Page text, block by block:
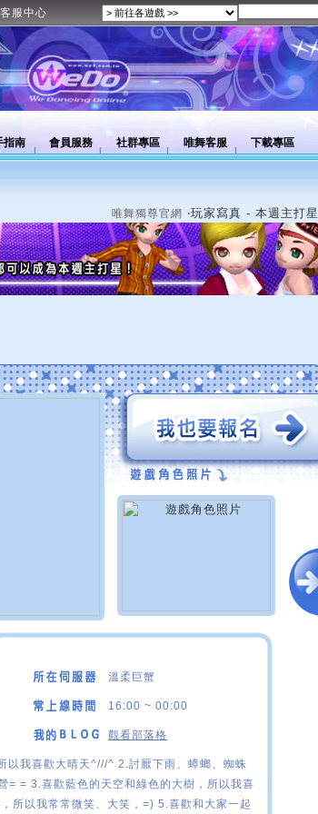
客服中心
指南 會員服務 社群專區 唯舞客服 下載專區
唯舞獨尊官網 ‧玩家寫真 - 本週主打星
溫柔巨蟹
16:00 ~ 00:00
觀看部落格
以我喜歡大晴天^///^ 2.討厭下雨、蟑螂、蜘蛛
= = 3.喜歡藍色的天空和綠色的大樹，所以我喜
所以我常常微笑、大笑，=) 5.喜歡和大家一起